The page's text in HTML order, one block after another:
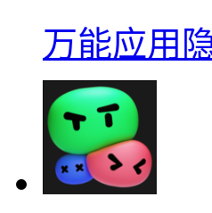
万能应用